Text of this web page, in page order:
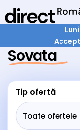
Sovata
Tip ofertă